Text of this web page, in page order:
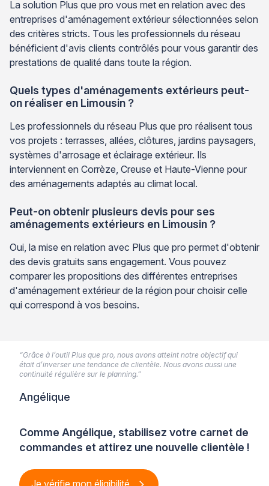
La solution Plus que pro vous met en relation avec des
entreprises d'aménagement extérieur sélectionnées selon
des critères stricts. Tous les professionnels du réseau
bénéficient d'avis clients contrôlés pour vous garantir des
prestations de qualité dans toute la région.
Quels types d'aménagements extérieurs peut-
on réaliser en Limousin ?
Les professionnels du réseau Plus que pro réalisent tous
vos projets : terrasses, allées, clôtures, jardins paysagers,
systèmes d'arrosage et éclairage extérieur. Ils
interviennent en Corrèze, Creuse et Haute-Vienne pour
des aménagements adaptés au climat local.
Peut-on obtenir plusieurs devis pour ses
aménagements extérieurs en Limousin ?
Oui, la mise en relation avec Plus que pro permet d'obtenir
des devis gratuits sans engagement. Vous pouvez
comparer les propositions des différentes entreprises
d'aménagement extérieur de la région pour choisir celle
qui correspond à vos besoins.
Comme Angélique, stabilisez votre carnet de
commandes et attirez une nouvelle clientèle !
Je vérifie mon éligibilité
“Grâce à l’outil Plus que pro, nous avons atteint notre objectif qui
était d’inverser une tendance de clientèle. Nous avons aussi une
continuité régulière sur le planning.”
Angélique